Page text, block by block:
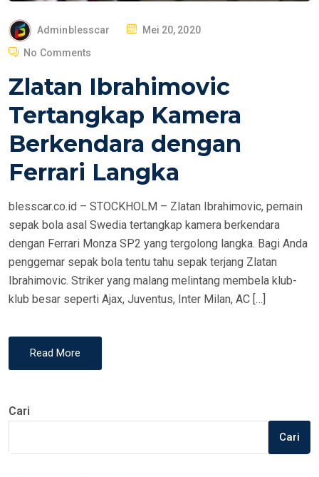
Adminblesscar
P
T
D
O
Mei 20, 2020
No Comments
Zlatan Ibrahimovic
Tertangkap Kamera
Berkendara dengan
Ferrari Langka
blesscar.co.id – STOCKHOLM – Zlatan Ibrahimovic, pemain
sepak bola asal Swedia tertangkap kamera berkendara
dengan Ferrari Monza SP2 yang tergolong langka. Bagi Anda
penggemar sepak bola tentu tahu sepak terjang Zlatan
Ibrahimovic. Striker yang malang melintang membela klub-
klub besar seperti Ajax, Juventus, Inter Milan, AC […]
Read More
Cari
Cari